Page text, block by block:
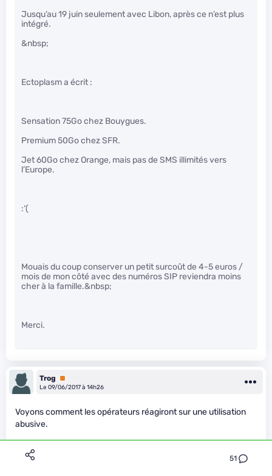
51
Jusqu’au 19 juin seulement avec Libon, après ce n’est plus
intégré.
&nbsp;
Ectoplasm a écrit :
Sensation 75Go chez Bouygues.
Premium 50Go chez SFR.
Jet 60Go chez Orange, mais pas de SMS illimités vers
l’Europe.
:‘(
Mouais du coup conserver un petit surcoût de 4-5 euros /
mois de mon côté avec des numéros SIP reviendra moins
cher à la famille.&nbsp;
Merci.
Trog
Premium
Le 09/06/2017 à 14h26
Voyons comment les opérateurs réagiront sur une utilisation
abusive.